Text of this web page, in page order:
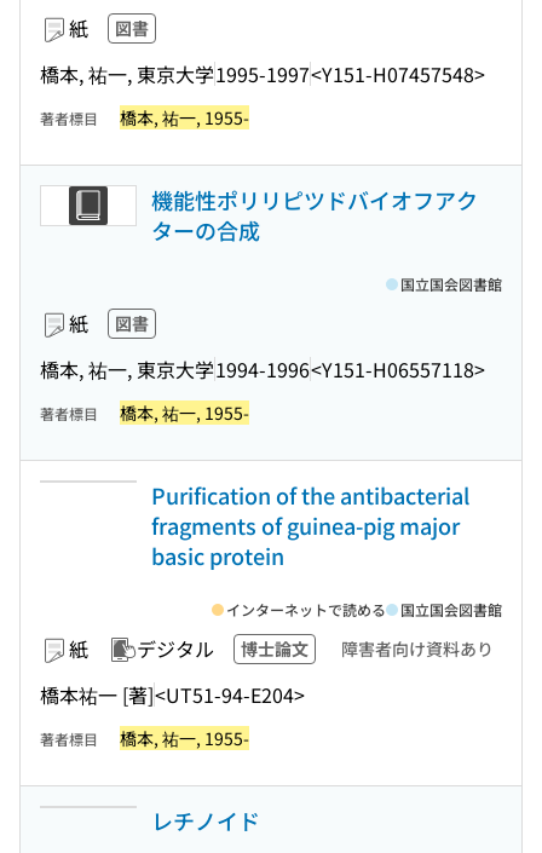
紙 図書
橋本, 祐一, 東京大学1995-1997<Y151-H07457548>
著者標目 橋本, 祐一, 1955-
機能性ポリリピツドバイオフアク
ターの合成
紙 図書
橋本, 祐一, 東京大学1994-1996<Y151-H06557118>
国立国会図書館
著者標目 橋本, 祐一, 1955-
Purification of the antibacterial
fragments of guinea-pig major
basic protein
紙 デジタル 博士論文 障害者向け資料あり
橋本祐一 [著]<UT51-94-E204>
インターネットで読める 国立国会図書館
著者標目 橋本, 祐一, 1955-
レチノイド